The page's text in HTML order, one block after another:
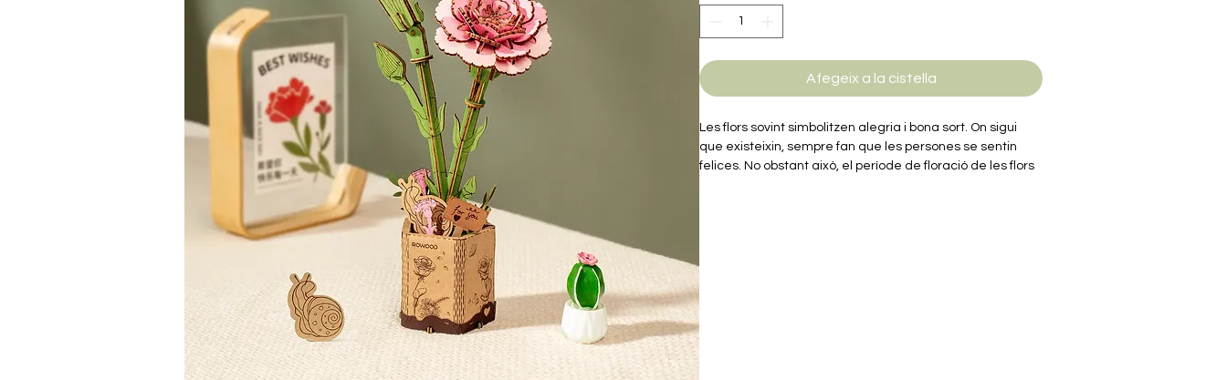
Afegeix a la cistella
Les flors sovint simbolitzen alegria i bona sort. On sigui
que existeixin, sempre fan que les persones se sentin
felices. No obstant això, el període de floració de les flors